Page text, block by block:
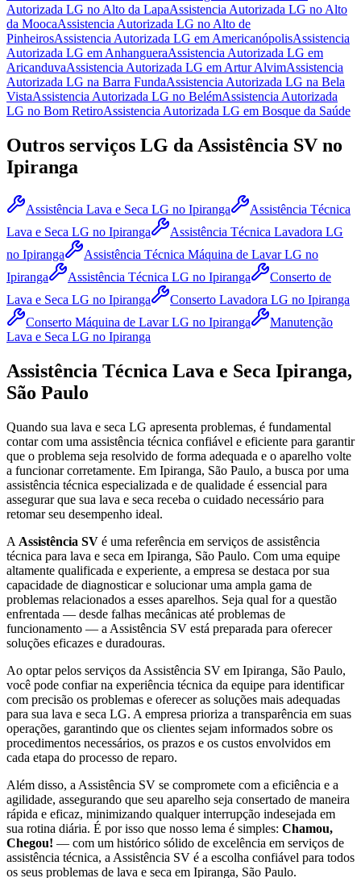
Autorizada LG no Alto da LapaAssistencia Autorizada LG no Alto
da MoocaAssistencia Autorizada LG no Alto de
PinheirosAssistencia Autorizada LG em AmericanópolisAssistencia
Autorizada LG em AnhangueraAssistencia Autorizada LG em
AricanduvaAssistencia Autorizada LG em Artur AlvimAssistencia
Autorizada LG na Barra FundaAssistencia Autorizada LG na Bela
VistaAssistencia Autorizada LG no BelémAssistencia Autorizada
LG no Bom RetiroAssistencia Autorizada LG em Bosque da Saúde
Outros serviços LG da Assistência SV no
Ipiranga
Assistência Lava e Seca LG no Ipiranga
Assistência Técnica
Lava e Seca LG no Ipiranga
Assistência Técnica Lavadora LG
no Ipiranga
Assistência Técnica Máquina de Lavar LG no
Ipiranga
Assistência Técnica LG no Ipiranga
Conserto de
Lava e Seca LG no Ipiranga Conserto Lavadora LG no Ipiranga
Conserto Máquina de Lavar LG no Ipiranga
Manutenção
Lava e Seca LG no Ipiranga
Assistência Técnica Lava e Seca Ipiranga,
São Paulo
Quando sua lava e seca LG apresenta problemas, é fundamental
contar com uma assistência técnica confiável e eficiente para garantir
que o problema seja resolvido de forma adequada e o aparelho volte
a funcionar corretamente. Em Ipiranga, São Paulo, a busca por uma
assistência técnica especializada e de qualidade é essencial para
assegurar que sua lava e seca receba o cuidado necessário para
retomar seu desempenho ideal.
A Assistência SV é uma referência em serviços de assistência
técnica para lava e seca em Ipiranga, São Paulo. Com uma equipe
altamente qualificada e experiente, a empresa se destaca por sua
capacidade de diagnosticar e solucionar uma ampla gama de
problemas relacionados a esses aparelhos. Seja qual for a questão
enfrentada — desde falhas mecânicas até problemas de
funcionamento — a Assistência SV está preparada para oferecer
soluções eficazes e duradouras.
Ao optar pelos serviços da Assistência SV em Ipiranga, São Paulo,
você pode confiar na experiência técnica da equipe para identificar
com precisão os problemas e oferecer as soluções mais adequadas
para sua lava e seca LG. A empresa prioriza a transparência em suas
operações, garantindo que os clientes sejam informados sobre os
procedimentos necessários, os prazos e os custos envolvidos em
cada etapa do processo de reparo.
Além disso, a Assistência SV se compromete com a eficiência e a
agilidade, assegurando que seu aparelho seja consertado de maneira
rápida e eficaz, minimizando qualquer interrupção indesejada em
sua rotina diária. É por isso que nosso lema é simples: Chamou,
Chegou! — com um histórico sólido de excelência em serviços de
assistência técnica, a Assistência SV é a escolha confiável para todos
os seus problemas de lava e seca em Ipiranga, São Paulo.